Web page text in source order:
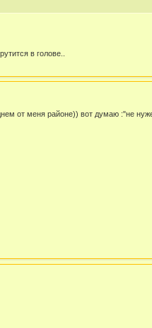
в голове..
от меня районе)) вот думаю :"не